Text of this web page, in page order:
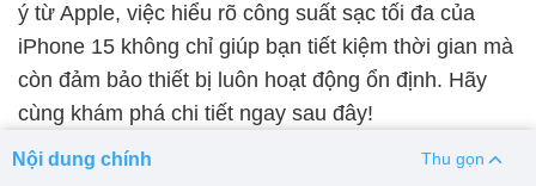
Thay pin
Pin iPhone Pin Samsumg Pin Oppo Pin Xiaomi
Pin Realme
ý từ Apple, việc hiểu rõ công suất sạc tối đa của
iPhone 15 không chỉ giúp bạn tiết kiệm thời gian mà
còn đảm bảo thiết bị luôn hoạt động ổn định. Hãy
cùng khám phá chi tiết ngay sau đây!
Nội dung chính Thu gọn